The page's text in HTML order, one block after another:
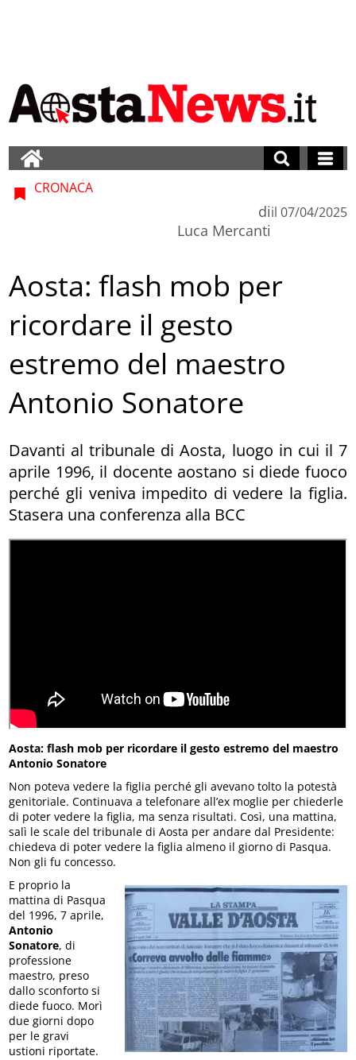
CRONACA
di
Luca Mercanti
il 07/04/2025
Aosta: flash mob per
ricordare il gesto
estremo del maestro
Antonio Sonatore
Davanti al tribunale di Aosta, luogo in cui il 7
aprile 1996, il docente aostano si diede fuoco
perché gli veniva impedito di vedere la figlia.
Stasera una conferenza alla BCC
Aosta: flash mob per ricordare il gesto estremo del maestro
Antonio Sonatore
Non poteva vedere la figlia perché gli avevano tolto la potestà
genitoriale. Continuava a telefonare all’ex moglie per chiederle
di poter vedere la figlia, ma senza risultati. Così, una mattina,
salì le scale del tribunale di Aosta per andare dal Presidente:
chiedeva di poter vedere la figlia almeno il giorno di Pasqua.
Non gli fu concesso.
E proprio la
mattina di Pasqua
del 1996, 7 aprile,
Antonio
Sonatore, di
professione
maestro, preso
dallo sconforto si
diede fuoco. Morì
due giorni dopo
per le gravi
ustioni riportate.